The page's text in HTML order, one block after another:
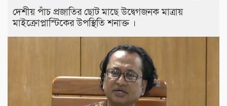
দেশীয় পাঁচ প্রজাতির ছোট মাছে উদ্বেগজনক মাত্রায়
মাইক্রোপ্লাস্টিকের উপস্থিতি শনাক্ত ।